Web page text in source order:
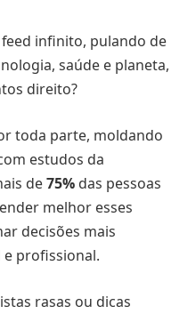
infinito, pulando de
saúde e planeta,
direito?
toda parte, moldando
estudos da
de75% das pessoas
melhor esses
decisões mais
e profissional.
rasas ou dicas